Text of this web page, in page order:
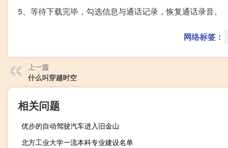
5、等待下载完毕，勾选信息与通话记录，恢复通话录音。
网络标签：
上一篇
什么叫穿越时空
相关问题
优步的自动驾驶汽车进入旧金山
北方工业大学一流本科专业建设名单